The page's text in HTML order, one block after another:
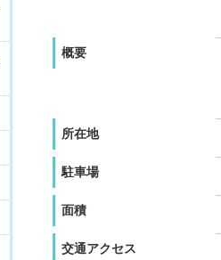
概要
所在地
駐車場
面積
交通アクセス